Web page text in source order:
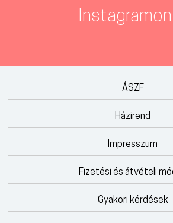
ÁSZF
Házirend
Impresszum
Fizetési és átvételi
Gyakori kérdések